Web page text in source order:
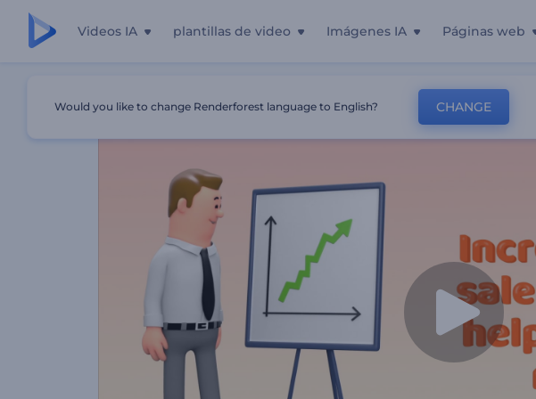
Videos IA plantillas de video Imágenes IA Páginas web
Would you like to change Renderforest language to English? CHANGE